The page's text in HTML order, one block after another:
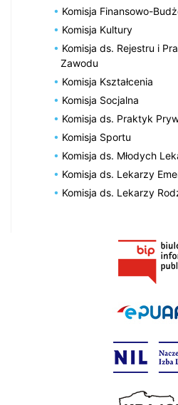
Komisja Finansowo-
Komisja Kultury
Komisja ds. Rejestru i
Zawodu
Komisja Kształcenia
Komisja Socjalna
Komisja ds. Praktyk
Komisja Sportu
Komisja ds. Młodych
Komisja ds. Lekarzy
Komisja ds. Lekarzy